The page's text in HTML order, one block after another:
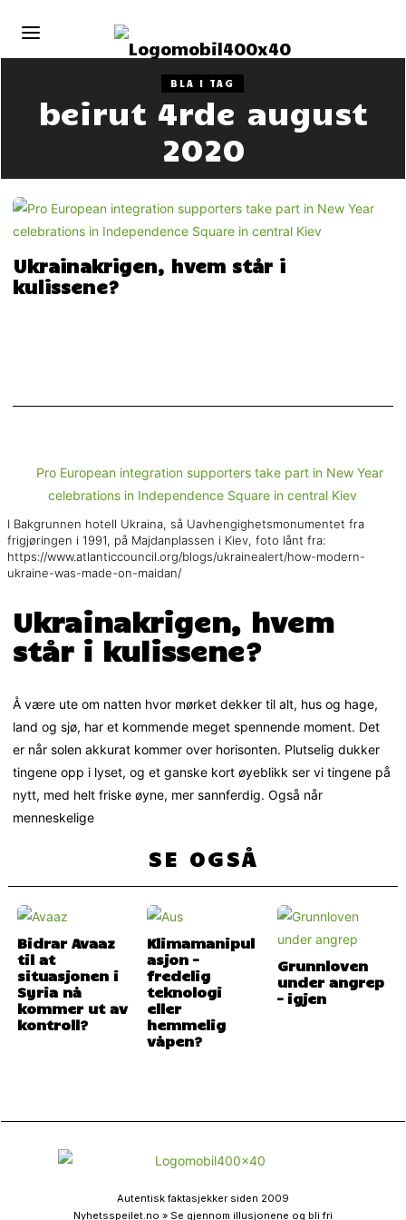
BLA I TAG
beirut 4rde august
2020
Ukrainakrigen, hvem står i
kulissene?
I Bakgrunnen hotell Ukraina, så Uavhengighetsmonumentet fra
frigjøringen i 1991, på Majdanplassen i Kiev, foto lånt fra:
https://www.atlanticcouncil.org/blogs/ukrainealert/how-modern-
ukraine-was-made-on-maidan/
Ukrainakrigen, hvem
står i kulissene?
Å være ute om natten hvor mørket dekker til alt, hus og hage,
land og sjø, har et kommende meget spennende moment. Det
er når solen akkurat kommer over horisonten. Plutselig dukker
tingene opp i lyset, og et ganske kort øyeblikk ser vi tingene på
nytt, med helt friske øyne, mer sannferdig. Også når
menneskelige
SE OGSÅ
Bidrar Avaaz
til at
situasjonen i
Syria nå
kommer ut av
kontroll?
Klimamanipul
asjon –
fredelig
teknologi
eller
hemmelig
våpen?
Grunnloven
under angrep
– igjen
Autentisk faktasjekker siden 2009
Nyhetsspeilet.no » Se gjennom illusjonene og bli fri